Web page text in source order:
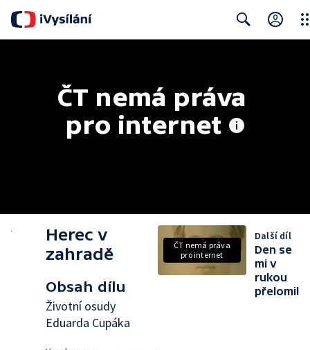
ČT nemá práva
pro internet
Herec v
zahradě
Obsah dílu
Životní osudy
Eduarda Cupáka
ČT nemá práva
pro internet
Další díl
Den se
mi v
rukou
přelomil